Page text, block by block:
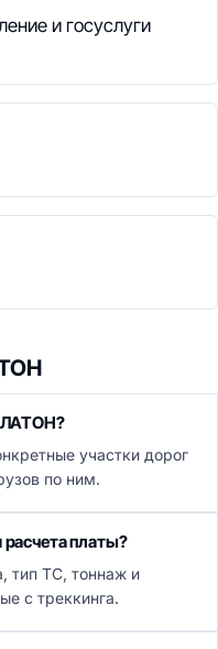
и госуслуги
участки дорог
по ним.
платы?
тип ТС, тоннаж и
с треккинга.